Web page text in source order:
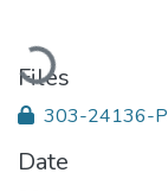
Loading...
Files
303-24136-
Date